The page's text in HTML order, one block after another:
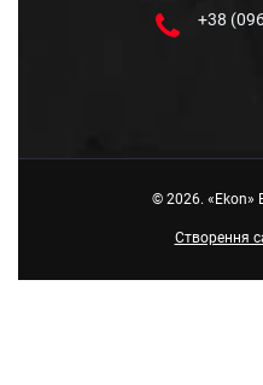
+38
© 2026. «Ekon»
Створення